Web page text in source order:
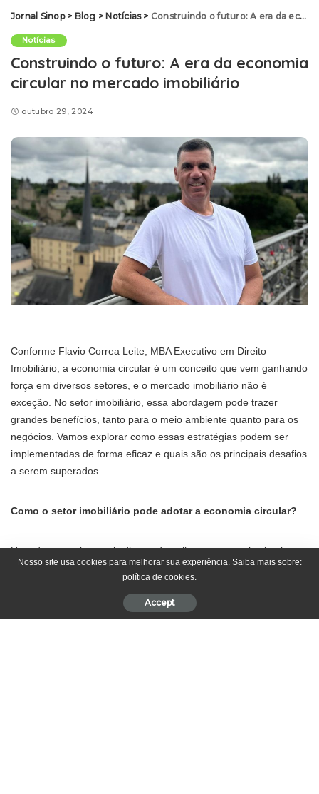
Jornal Sinop> Blog > Notícias> Construindo o futuro: A era da economia circular no mercado imobiliário
Notícias
Construindo o futuro: A era da economia
circular no mercado imobiliário
outubro 29, 2024
Conforme Flavio Correa Leite, MBA Executivo em Direito
Imobiliário, a economia circular é um conceito que vem ganhando
força em diversos setores, e o mercado imobiliário não é
exceção. No setor imobiliário, essa abordagem pode trazer
grandes benefícios, tanto para o meio ambiente quanto para os
negócios. Vamos explorar como essas estratégias podem ser
implementadas de forma eficaz e quais são os principais desafios
a serem superados.
Como o setor imobiliário pode adotar a economia circular?
Uma das maneiras mais diretas de aplicar a economia circular no
setor imobiliário é por meio do reaproveitamento de materiais.
Durante a construção ou reforma de um imóvel, muitas vezes
sobram materiais que, em vez de serem descartados, podem ser
reciclados ou reutilizados em outros projetos. Como ressalta
Nosso site usa cookies para melhorar sua experiência. Saiba mais sobre:
política de cookies.
Accept